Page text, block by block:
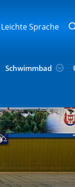
Leichte Sprache
Schwimmbad